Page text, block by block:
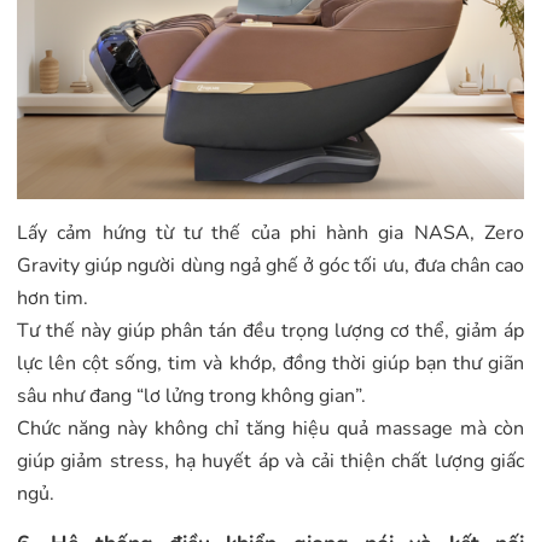
Lấy cảm hứng từ tư thế của phi hành gia NASA, Zero
Gravity giúp người dùng ngả ghế ở góc tối ưu, đưa chân cao
hơn tim.
Tư thế này giúp phân tán đều trọng lượng cơ thể, giảm áp
lực lên cột sống, tim và khớp, đồng thời giúp bạn thư giãn
sâu như đang “lơ lửng trong không gian”.
Chức năng này không chỉ tăng hiệu quả massage mà còn
giúp giảm stress, hạ huyết áp và cải thiện chất lượng giấc
ngủ.